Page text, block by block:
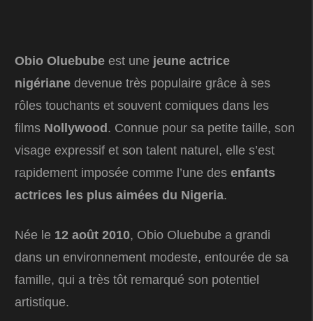
Obio Oluebube est une jeune actrice
nigériane devenue très populaire grâce à ses
rôles touchants et souvent comiques dans les
films Nollywood . Connue pour sa petite taille, son
visage expressif et son talent naturel, elle s’est
rapidement imposée comme l’une des enfants
actrices les plus aimées du Nigeria.
Née le 12 août 2010, Obio Oluebube a grandi
dans un environnement modeste, entourée de sa
famille, qui a très tôt remarqué son potentiel
artistique.